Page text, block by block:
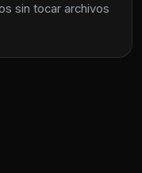
sin tocar archivos